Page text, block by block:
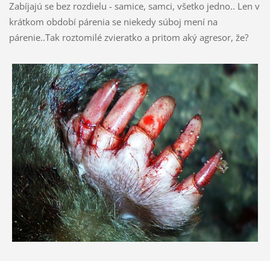
Zabíjajú se bez rozdielu - samice, samci, všetko jedno.. Len v
krátkom období párenia se niekedy súboj mení na
párenie..Tak roztomilé zvieratko a pritom aký agresor, že?